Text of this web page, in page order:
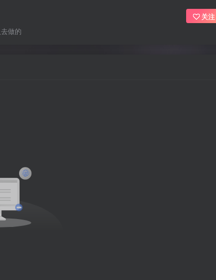
做的
关注